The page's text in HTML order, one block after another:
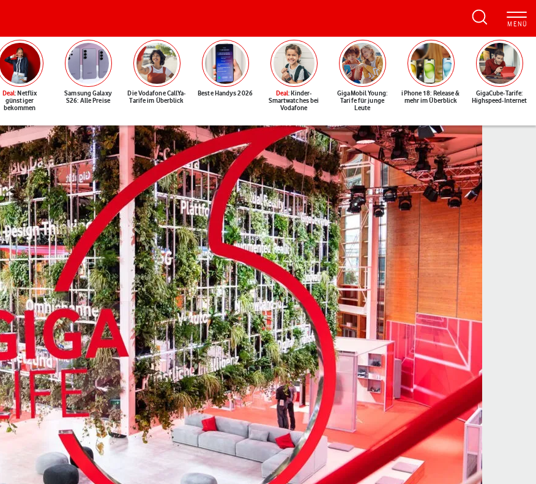
Deal: Netflix
günstiger
bekommen
Samsung Galaxy
S26: Alle Preise
Die Vodafone CallYa-
Tarife im Überblick
Beste Handys 2026 Deal: Kinder-
Smartwatches bei
Vodafone
GigaMobil Young:
Tarife für junge
Leute
iPhone 18: Release &
mehr im Überblick
GigaCube-Tarife:
Highspeed-Internet